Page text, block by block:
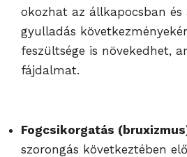
okozhat az állkapocsban és
gyulladás
feszültsége is növekedhet,
fájdalmat.
Fogcsikorgatás
szorongás következtében